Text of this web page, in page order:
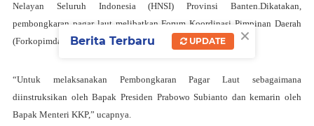
Nelayan Seluruh Indonesia (HNSI) Provinsi Banten.Dikatakan,
pembongkaran pagar laut melibatkan Forum Koordinasi Pimpinan Daerah
(Forkopimda) plus dan stakeholder terkait.
“Untuk melaksanakan Pembongkaran Pagar Laut sebagaimana
diinstruksikan oleh Bapak Presiden Prabowo Subianto dan kemarin oleh
Bapak Menteri KKP,” ucapnya.
×
Berita Terbaru UPDATE